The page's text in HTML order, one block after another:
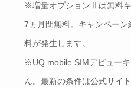
※増量オプションⅡは無料
7ヵ月間無料。キャンペー
料が発生します。
※UQ mobile SIMデビュー
ん。最新の条件は公式サイ